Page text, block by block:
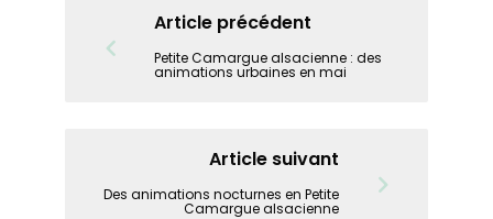
Article précédent
Petite Camargue alsacienne : des
animations urbaines en mai
Article suivant
Des animations nocturnes en Petite
Camargue alsacienne